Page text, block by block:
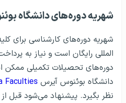
شهریه دوره‌های دانشگاه
شهریه دوره‌های کارشناسی برای
المللی رایگان است و نیاز به
دوره‌های تحصیلات تکمیلی ممکن
دانشگاه بوئنوس آیرس Faculties
نظر بگیرد. پیشنهاد می‌شود قبل